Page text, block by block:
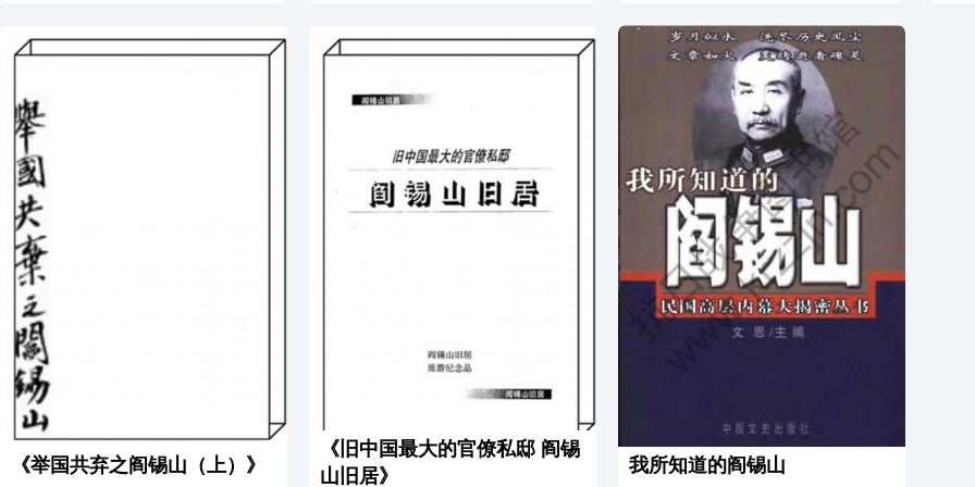
分，他的传记，可以说就是一部中国近
撰就《阎锡山传》第一集以问世，用资
纪念，以表对先生之敬佩。此传共分四
集，第一集于其百岁诞辰出版后，当陆
续撰述第二...
的壮观景致，便在汾河涌流入黄河的汇
山川流不息，穿过河两岸数不尽的村
庄，河的中... [详细介绍]
一段时间的历史。全书征引了大量难以
见到的史料，并附有大量的历史照片，
也有许多当代有关民国史的最新研究成
果和作者的独到见解，加之以作者娓娓
道来的叙述，使得全书具有相当高的可
读性。作者在本书创作中，注意到了趣
味性、严... [详细介绍]
《举国共弃之阎锡山（上）》
《旧中国最大的官僚私邸 阎锡
山旧居》
我所知道的阎锡山